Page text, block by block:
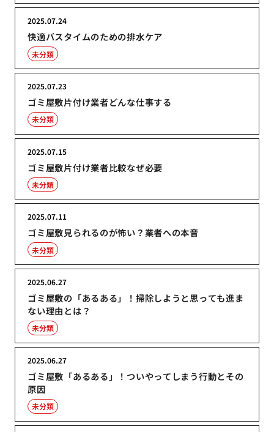
快適バスタイムのための排水ケア
2025.07.24
未分類
ゴミ屋敷片付け業者どんな仕事する
2025.07.23
未分類
ゴミ屋敷片付け業者比較なぜ必要
2025.07.15
未分類
ゴミ屋敷見られるのが怖い？業者への本音
2025.07.11
未分類
ゴミ屋敷の「あるある」！掃除しようと思っても進ま
ない理由とは？
2025.06.27
未分類
ゴミ屋敷「あるある」！ついやってしまう行動とその
原因
2025.06.27
未分類